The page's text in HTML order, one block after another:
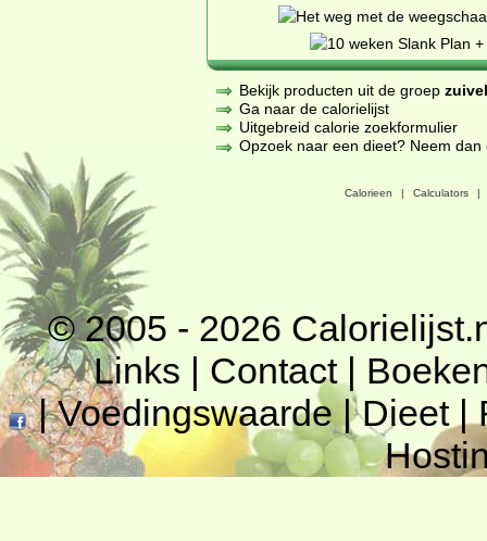
Bekijk producten uit de groep
Ga naar de calorielijst
Uitgebreid calorie zoekformulier
Opzoek naar een dieet? Neem
Calorieen | Calculators |
© 2005 - 2026
Links | Contact|
|Voedingswaarde|Dieet|